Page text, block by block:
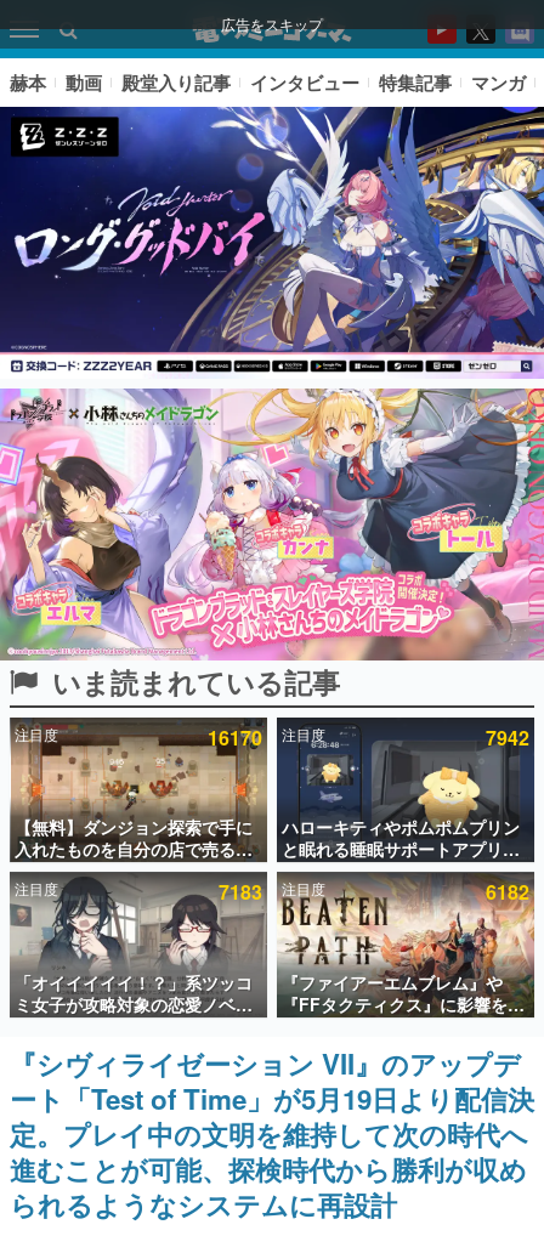
広告をスキップ
ピックアップ
電ファミのいま読まれている記事ランキング
アプリセール情報
インタビュー
連載・特集一覧
殿堂入り記事
SNS拡散数が数千以上！ ページビュー数万以上！ などな
ど。多くの人々に読まれた、電ファミ渾身の“殿堂入り”記
事をまとめました。
ゲームの企画書
名作ゲームクリエイターの方々に製作時のエピソードをお
聞きし、ヒットする企画（ゲーム）とは何か？を探ってい
きます。
赫本
この物語を解いてはいけない。『赫本』は、〈試験問題〉
の形をした短編ホラー小説集です。
新世代に訊く
これからのデジタルゲーム市場を担う若きクリエイター達
の姿を追い、彼らのルーツと情熱を探っていきます。
ゲーム世代の作家たち
ゲームに多大な影響を受けた作家さんに取材し、ゲームが
日本のコンテンツ産業やカルチャーに与えた影響を探る企
画です。
日本モバイルゲーム産業史
日本のモバイルゲーム史における主要なトピック・タイト
ルを網羅するほか、開発者へのインタビューや識者による
解説を掲載。約20年の歴史が一望できる決定版！
赫本 動画 殿堂入り記事 インタビュー 特集記事 マンガ
いま読まれている記事
注目度 16170
【無料】ダンジョン探索で手に
入れたものを自分の店で売るゲ
ーム『Moonlighter』がSteam
にて無料配布中！続編
『Moonlighter 2』の9月2日正
式リリースを記念したキャンペ
ーン
注目度 7942
ハローキティやポムポムプリン
と眠れる睡眠サポートアプリ
『ゆめたび』が配信中。キャラ
ごとのASMRや目覚ましアラー
ムも搭載
注目度 7183
「オイイイイイ！？」系ツッコ
ミ女子が攻略対象の恋愛ノベル
ゲーム『美術部カノジョ』
Steamストアページが公開。
「お前らーそろそろ自重しろ
ー？＾＾」暗黒微笑の夢女子
や、萌え声不思議ちゃん女子と
青春を謳歌
注目度 6182
『ファイアーエムブレム』や
『FFタクティクス』に影響を受
けた新作戦略RPG『Beaten
PC（Steam）、PS5、Xbox、
Switch向けにリリース予定
『シヴィライゼーション VII』のアップデ
ート「Test of Time」が5月19日より配信決
定。プレイ中の文明を維持して次の時代へ
進むことが可能、探検時代から勝利が収め
られるようなシステムに再設計